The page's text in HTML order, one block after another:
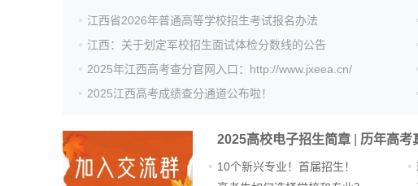
江西省2026年普通高等学校招生考试报名办法
江西：关于划定军校招生面试体检分数线的公告
2025年江西高考查分官网入口：http://www.jxeea.cn/
2025江西高考成绩查分通道公布啦！
2025高校电子招生简章 历年高考
10个新兴专业！首届招生！